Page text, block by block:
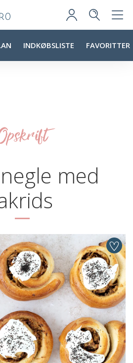
INDKØBSLISTE FAVORITTER
med